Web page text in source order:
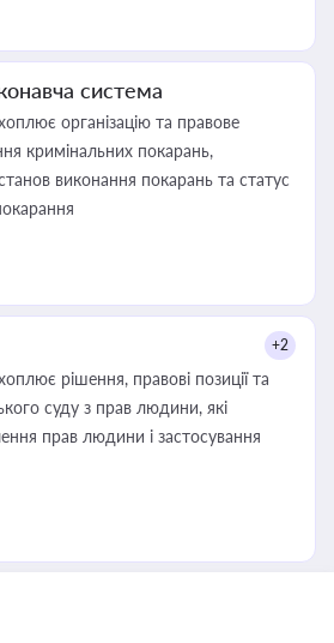
система
організацію та правове
кримінальних покарань,
виконання покарань та статус
+2
рішення, правові позиції та
суду з прав людини, які
прав людини і застосування